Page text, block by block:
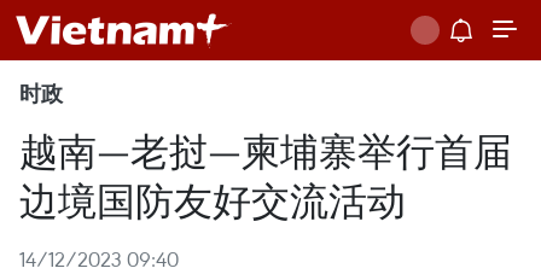
时政
越南—老挝—柬埔寨举行首届
边境国防友好交流活动
14/12/2023 09:40